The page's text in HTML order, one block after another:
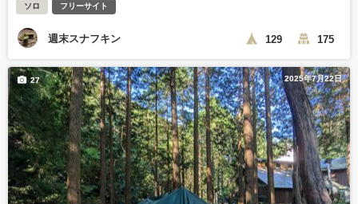
ソロ フリーサイト
週末スナフキン 129 175
2025年7月22日
27